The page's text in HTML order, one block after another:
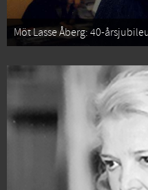
Möt Lasse Åberg: 40-